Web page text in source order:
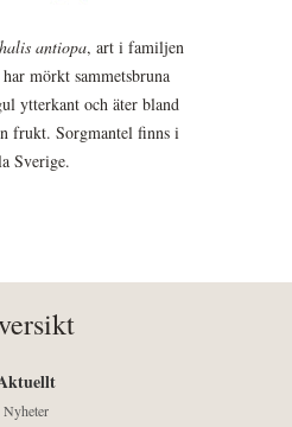
antiopa, art i familjen
mörkt sammetsbruna
ytterkant och äter bland
frukt. Sorgmantel finns i
Sverige.
Nyheter